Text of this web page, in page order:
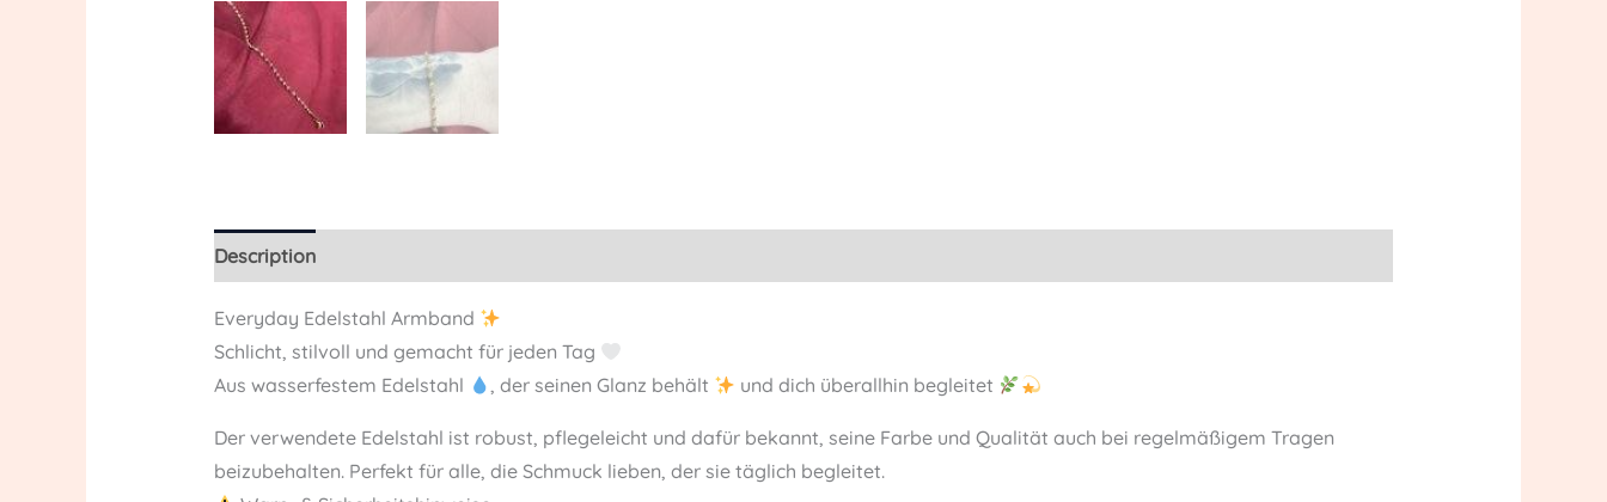
Description
Everyday Edelstahl Armband
Schlicht, stilvoll und gemacht für jeden Tag
Aus wasserfestem Edelstahl
, der seinen Glanz behält und dich überallhin begleitet
Der verwendete Edelstahl ist robust, pflegeleicht und dafür bekannt, seine Farbe und Qualität auch bei regelmäßigem Tragen
beizubehalten. Perfekt für alle, die Schmuck lieben, der sie täglich begleitet.